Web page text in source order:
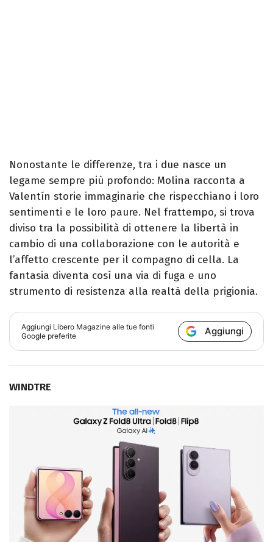
Nonostante le differenze, tra i due nasce un
legame sempre più profondo: Molina racconta a
Valentín storie immaginarie che rispecchiano i loro
sentimenti e le loro paure. Nel frattempo, si trova
diviso tra la possibilità di ottenere la libertà in
cambio di una collaborazione con le autorità e
l’affetto crescente per il compagno di cella. La
fantasia diventa così una via di fuga e uno
strumento di resistenza alla realtà della prigionia.
Aggiungi Libero Magazine alle tue fonti
Google preferite
Aggiungi
WINDTRE